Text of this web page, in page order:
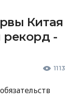
Китая
рекорд -
1113